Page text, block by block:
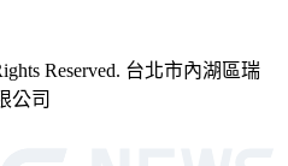
Reserved. 台北市內湖區瑞
公司